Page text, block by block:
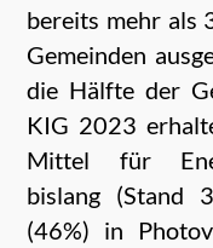
bereits mehr als
Gemeinden
die Hälfte der
KIG 2023
Mittel für
bislang (Stand
(46%) in